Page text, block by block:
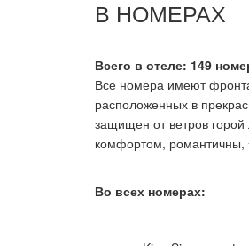
В НОМЕРАХ
Всего в отеле: 149
Все номера имеют
расположенных в
защищен от ветров
комфортом, романтичны,
Во всех номерах: